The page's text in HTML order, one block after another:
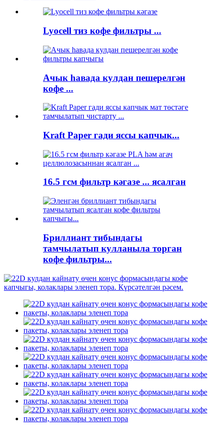
Lyocell тиз кофе фильтры ...
Ачык һавада кулдан пешерелгән
кофе ...
Kraft Paper гади яссы капчык...
16.5 гсм фильтр кәгазе ... ясалган
Бриллиант тибындагы
тамчылатып кулланыла торган
кофе фильтры...